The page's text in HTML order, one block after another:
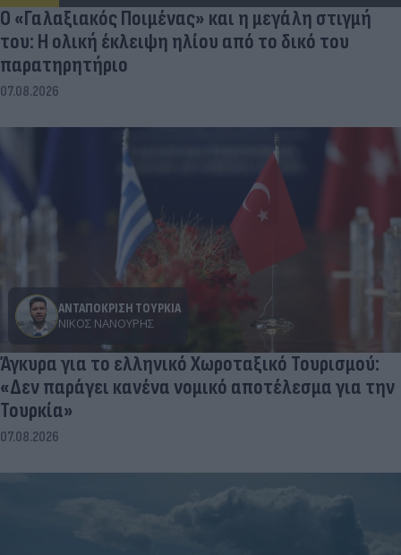
Ο «Γαλαξιακός Ποιμένας» και η μεγάλη στιγμή
του: Η ολική έκλειψη ηλίου από το δικό του
παρατηρητήριο
07.08.2026
ΑΝΤΑΠΟΚΡΙΣΗ ΤΟΥΡΚΙΑ
ΝΊΚΟΣ ΝΑΝΟΎΡΗΣ
Άγκυρα για το ελληνικό Χωροταξικό Τουρισμού:
«Δεν παράγει κανένα νομικό αποτέλεσμα για την
Τουρκία»
07.08.2026